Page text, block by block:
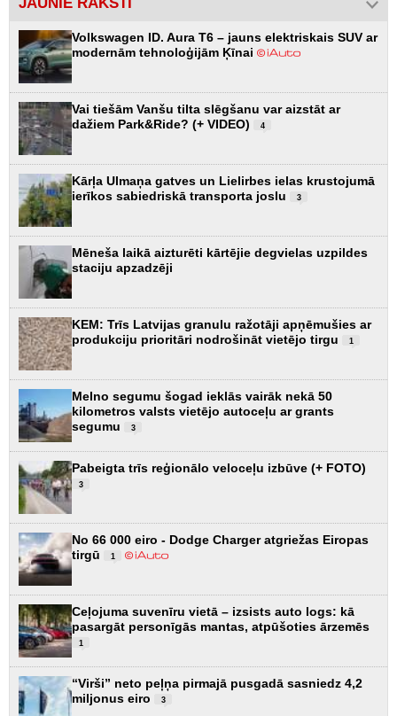
Volkswagen ID. Aura T6 – jauns elektriskais SUV ar
modernām tehnoloģijām Ķīnai
Vai tiešām Vanšu tilta slēgšanu var aizstāt ar
dažiem Park&Ride? (+ VIDEO)
4
Kārļa Ulmaņa gatves un Lielirbes ielas krustojumā
ierīkos sabiedriskā transporta joslu
3
Mēneša laikā aizturēti kārtējie degvielas uzpildes
staciju apzadzēji
KEM: Trīs Latvijas granulu ražotāji apņēmušies ar
produkciju prioritāri nodrošināt vietējo tirgu
1
Melno segumu šogad ieklās vairāk nekā 50
kilometros valsts vietējo autoceļu ar grants
segumu
3
Pabeigta trīs reģionālo veloceļu izbūve (+ FOTO)
3
No 66 000 eiro - Dodge Charger atgriežas Eiropas
tirgū
1
Ceļojuma suvenīru vietā – izsists auto logs: kā
pasargāt personīgās mantas, atpūšoties ārzemēs
1
“Virši” neto peļņa pirmajā pusgadā sasniedz 4,2
miljonus eiro
3